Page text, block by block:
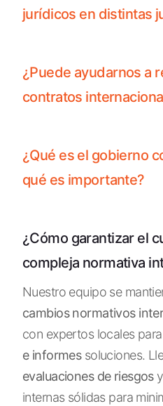
jurídicos en distintas
¿Puede ayudarnos a
contratos
¿Qué es el gobierno
qué es importante?
¿Cómo garantizar el
compleja normativa
Nuestro equipo se
cambios normativos
con expertos locales
e informessoluciones.
evaluaciones de riesgosy
internas sólidas para